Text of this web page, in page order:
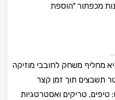
מכפתור "הוספת
מחליף משחק לחובבי מוזיקה
תשבצים תוך זמן קצר
טריקים ואסטרטגיות